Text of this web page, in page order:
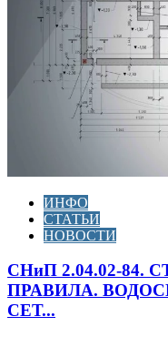
ИНФО
СТАТЬИ
НОВОСТИ
СНиП 2.04.02-
ПРАВИЛА.
СЕТ...